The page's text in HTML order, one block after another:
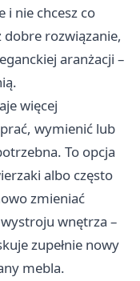
i nie chcesz co
dobre rozwiązanie,
aranżacji –
więcej
wymienić lub
To opcja
albo często
zmieniać
wnętrza –
zupełnie nowy
mebla.